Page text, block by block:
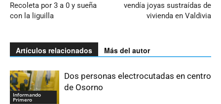
Recoleta por 3 a 0 y sueña
con la liguilla
vendía joyas sustraídas de
vivienda en Valdivia
Artículos relacionados Más del autor
Informando
Primero
Dos personas electrocutadas en centro
de Osorno